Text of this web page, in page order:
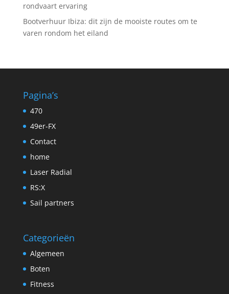
rondvaart ervaring
Bootverhuur Ibiza: dit zijn de mooiste routes om te
varen rondom het eiland
Pagina’s
470
49er-FX
Contact
home
Laser Radial
RS:X
Sail partners
Categorieën
Algemeen
Boten
Fitness